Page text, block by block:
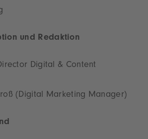
und Redaktion
Digital & Content
(Digital Marketing Manager)